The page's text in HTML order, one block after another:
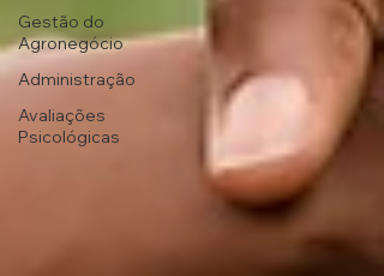
Gestão do
Agronegócio
Administração
Avaliações
Psicológicas